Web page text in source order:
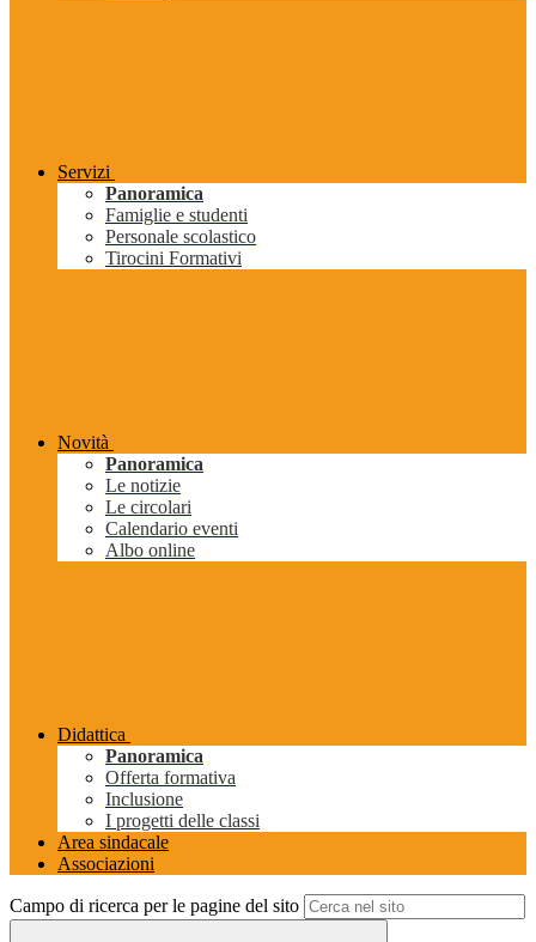
Servizi
Panoramica
Famiglie e studenti
Personale scolastico
Tirocini Formativi
Novità
Panoramica
Le notizie
Le circolari
Calendario eventi
Albo online
Didattica
Panoramica
Offerta formativa
Inclusione
I progetti delle classi
Area sindacale
Associazioni
Campo di ricerca per le pagine del sito